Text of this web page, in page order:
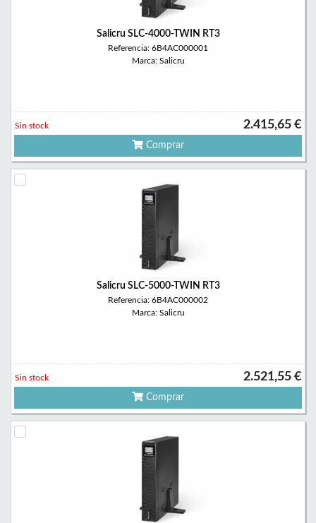
Salicru SLC-4000-TWIN RT3
Referencia: 6B4AC000001
Marca: Salicru
2.415,65 €
Sin stock
Comprar
Salicru SLC-5000-TWIN RT3
Referencia: 6B4AC000002
Marca: Salicru
2.521,55 €
Sin stock
Comprar